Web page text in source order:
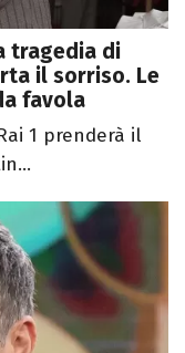
tragedia di
il sorriso. Le
favola
1 prenderà il